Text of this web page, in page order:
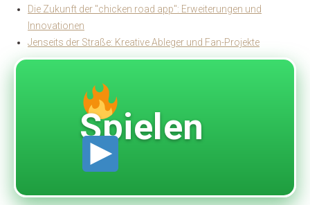
Die Zukunft der "chicken road app": Erweiterungen und
Innovationen
Jenseits der Straße: Kreative Ableger und Fan-Projekte
Spielen